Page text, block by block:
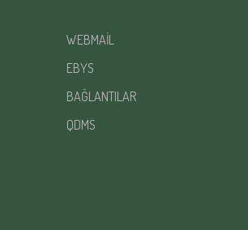
WEBMAİL
EBYS
BAĞLANTILAR
QDMS